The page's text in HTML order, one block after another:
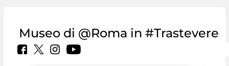
Museo di @Roma in #Trastevere